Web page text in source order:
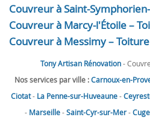
Couvreur à Saint-
Couvreur à Marcy-l'Étoile –
Couvreur à Messimy –
Tony Artisan Rénovation-
Nos services par ville :Carnoux-en-
Ciotat- La Penne-sur-Huveaune-
- Marseille-Saint-Cyr-sur-Mer-